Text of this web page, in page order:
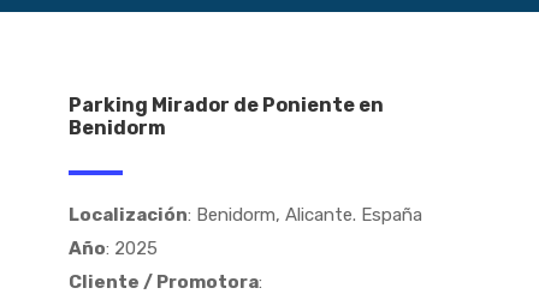
Parking Mirador de Poniente en
Benidorm
Localización: Benidorm, Alicante. España
Año: 2025
Cliente / Promotora: